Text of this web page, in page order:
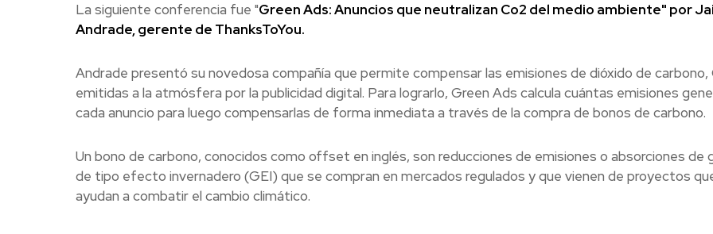
La siguiente conferencia fue "Green Ads: Anuncios que neutralizan Co2 del medio ambiente" por
Andrade, gerente de ThanksToYou.
Andrade presentó su novedosa compañía que permite compensar las emisiones de dióxido de carbono,
emitidas a la atmósfera por la publicidad digital. Para lograrlo, Green Ads calcula cuántas emisiones
cada anuncio para luego compensarlas de forma inmediata a través de la compra de bonos de carbono.
Un bono de carbono, conocidos como offset en inglés, son reducciones de emisiones o absorciones de
de tipo efecto invernadero (GEI) que se compran en mercados regulados y que vienen de proyectos
ayudan a combatir el cambio climático.